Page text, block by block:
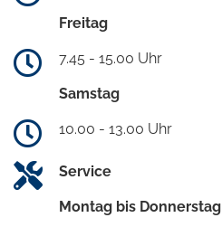
Freitag
7.45 - 15.00 Uhr
Samstag
10.00 - 13.00 Uhr
Service
Montag bis Donnerstag